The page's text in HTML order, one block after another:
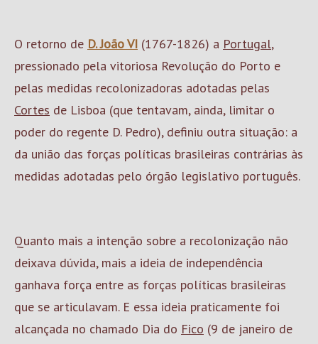
O retorno de D. João VI (1767-1826) a Portugal,
pressionado pela vitoriosa Revolução do Porto e
pelas medidas recolonizadoras adotadas pelas
Cortes de Lisboa (que tentavam, ainda, limitar o
poder do regente D. Pedro), definiu outra situação: a
da união das forças políticas brasileiras contrárias às
medidas adotadas pelo órgão legislativo português.
Quanto mais a intenção sobre a recolonização não
deixava dúvida, mais a ideia de independência
ganhava força entre as forças políticas brasileiras
que se articulavam. E essa ideia praticamente foi
alcançada no chamado Dia do Fico (9 de janeiro de